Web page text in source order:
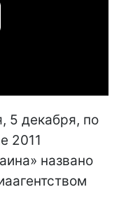
5 декабря, по
2011
названо